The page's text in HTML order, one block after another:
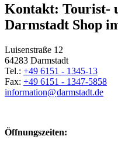
Kontakt: Tourist-
Darmstadt Shop
Luisenstraße 12
64283 Darmstadt
Tel.: +49 6151 - 1345-13
Fax: +49 6151 - 1347-5858
information@darmstadt.de
Öffnungszeiten: